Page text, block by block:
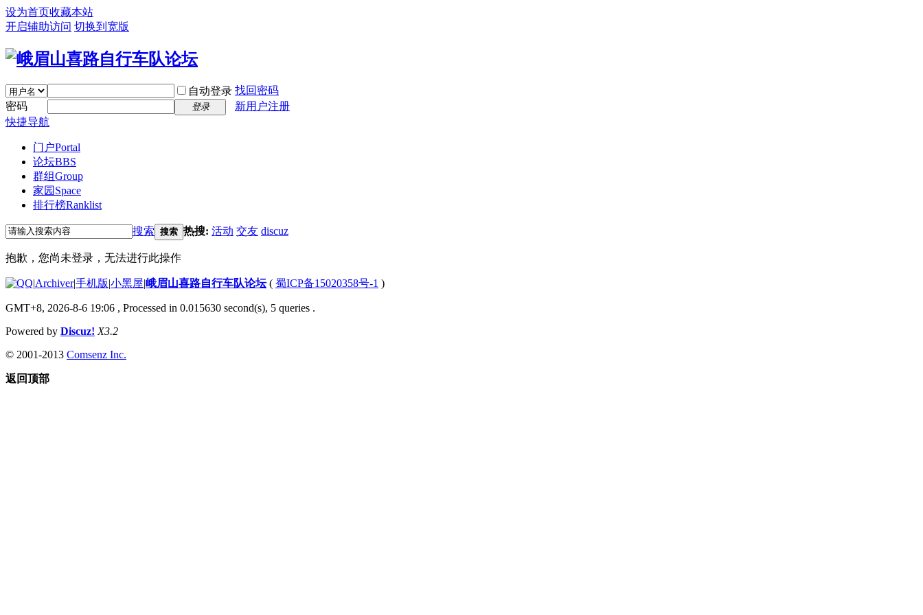
设为首页收藏本站
开启辅助访问 切换到宽版
自动登录 找回密码
密码
登录
新用户注册
快捷导航
门户Portal
论坛BBS
群组Group
家园 Space
排行榜Ranklist
搜索 搜索 热搜: 活动 交友 discuz
抱歉，您尚未登录，无法进行此操作
|Archiver|手机版|小黑屋|峨眉山喜路自行车队论坛( 蜀ICP备15020358号-1 )
GMT+8, 2026-8-6 19:06 , Processed in 0.015630 second(s), 5 queries .
Powered by Discuz! X3.2
© 2001-2013 Comsenz Inc.
返回顶部